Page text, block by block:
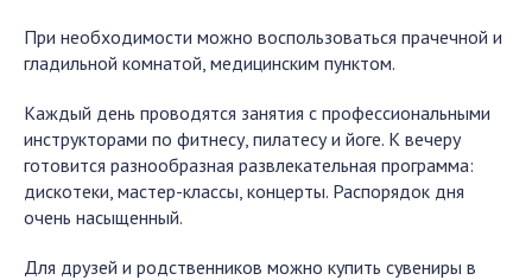
При необходимости можно воспользоваться прачечной и
гладильной комнатой, медицинским пунктом.
Каждый день проводятся занятия с профессиональными
инструкторами по фитнесу, пилатесу и йоге. К вечеру
готовится разнообразная развлекательная программа:
дискотеки, мастер-классы, концерты. Распорядок дня
очень насыщенный.
Для друзей и родственников можно купить сувениры в